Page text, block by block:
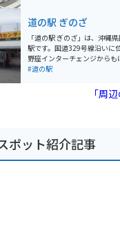
にもアクセスできます。
宜味村はシークヮーサーの産
でもシークヮーサーを使っ
売されています。 また、道の駅に隣接して、大宜味村立
の博物館「やんばる学びの森」が
報】 住所：沖縄県島尻郡大宜
元産の野菜や果物が購入で
の駅 おおぎみは、沖縄の自
トです。沖縄観光の際は、ぜ
道の駅 ぎのざ
「道の駅 ぎのざ」は、沖縄
駅です。国道329号線沿いに
野座インターチェンジから
セスも便利です。 施設内には、地元の新鮮な野菜や果物
す。レストランでは、沖縄
の食材を使った料理を楽し
がら、地元の美味しいものを
ょうか。バイクで訪れる場合
完備されているので安心です。 宜野座村は、パイナ
#道の駅
「周
ポット紹介記事